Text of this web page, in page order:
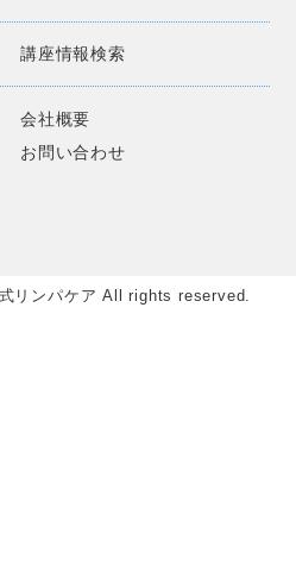
講座情報検索
会社概要
お問い合わせ
リンパケア All rights reserved.